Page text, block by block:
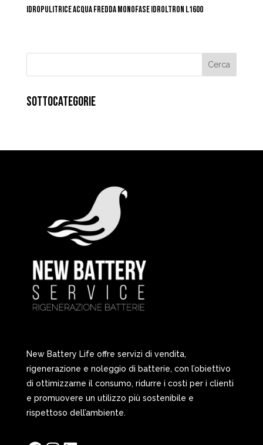
IDROPULITRICE ACQUA FREDDA MONOFASE IDROLTRON L1600
SOTTOCATEGORIE
New Battery Life offre servizi di vendita,
rigenerazione e noleggio di batterie, con l’obiettivo
di ottimizzarne il consumo, ridurre i costi per i clienti
e promuovere un utilizzo più sostenibile e
rispettoso dell’ambiente.